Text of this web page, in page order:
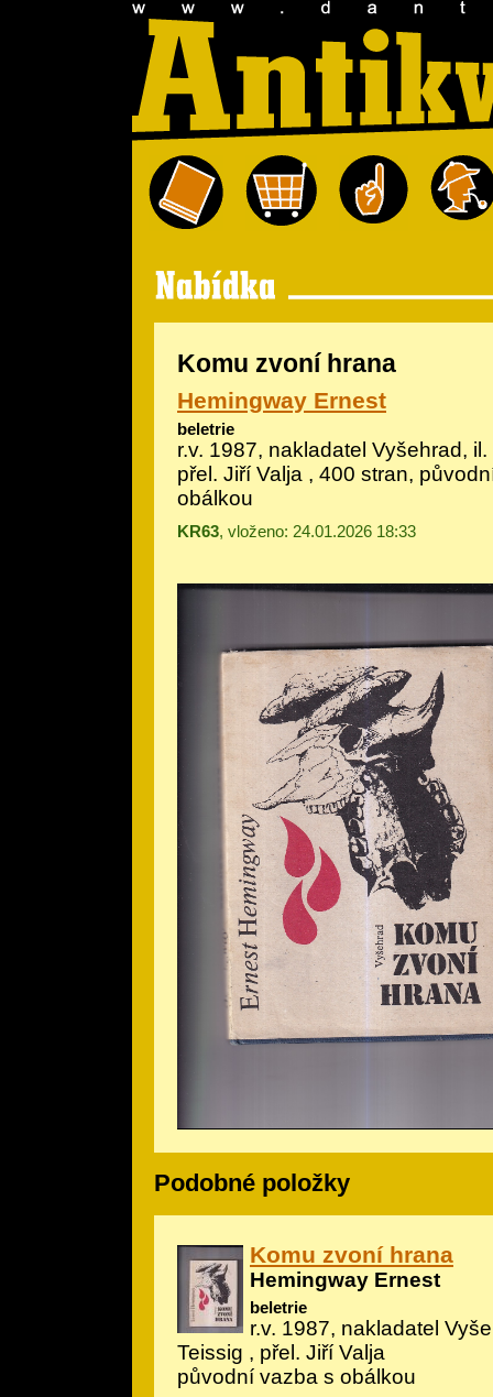
Komu zvoní hrana
Hemingway Ernest
beletrie
r.v. 1987, nakladatel Vyšehrad, il.
přel. Jiří Valja , 400 stran,
obálkou
KR63, vloženo: 24.01.2026 18:33
Podobné položky
Komu zvoní hrana
Hemingway Ernest
beletrie
r.v. 1987, nakladatel
Teissig , přel. Jiří Valja
původní vazba s obálkou